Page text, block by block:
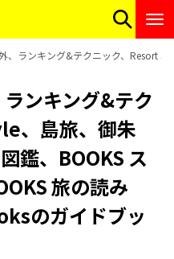
、ランキング&テクニック、Resort
ンキング&テク
、島旅、御朱
鑑、BOOKS ス
旅の読み
のガイドブッ